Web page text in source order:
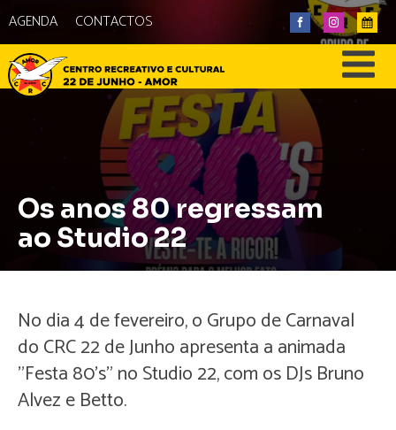
AGENDA CONTACTOS
Os anos 80 regressam
ao Studio 22
No dia 4 de fevereiro, o Grupo de Carnaval
do CRC 22 de Junho apresenta a animada
"Festa 80's" no Studio 22, com os DJs Bruno
Alvez e Betto.